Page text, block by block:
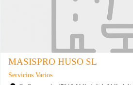
MASISPRO HUSO SL
Servicios Varios